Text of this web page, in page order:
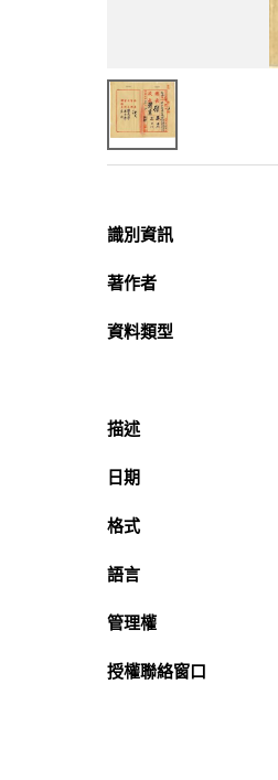
識別資訊
著作者
資料類型
描述
日期
格式
語言
管理權
授權聯絡窗口